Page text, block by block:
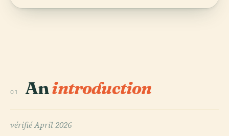
01 Anintroduction
vérifiéApril 2026